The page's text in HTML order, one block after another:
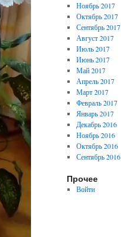
Ноябрь 2017
Октябрь 2017
Сентябрь 2017
Август 2017
Июль 2017
Июнь 2017
Май 2017
Апрель 2017
Март 2017
Февраль 2017
Январь 2017
Декабрь 2016
Ноябрь 2016
Октябрь 2016
Сентябрь 2016
Прочее
Войти